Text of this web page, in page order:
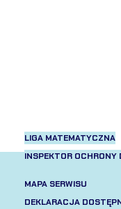
LIGA MATEMATYCZNA
INSPEKTOR OCHRONY
MAPA SERWISU
DEKLARACJA